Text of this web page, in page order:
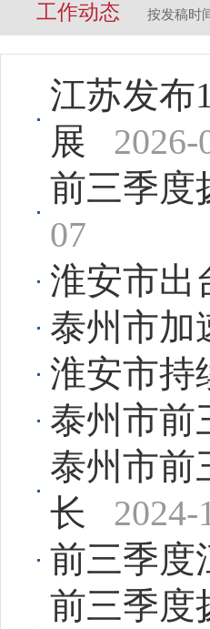
工作动态 按发稿时
江苏发布
展
2026-
前三季度
07
淮安市出
泰州市加
淮安市持
泰州市前
泰州市前
长
2024-
前三季度
前三季度